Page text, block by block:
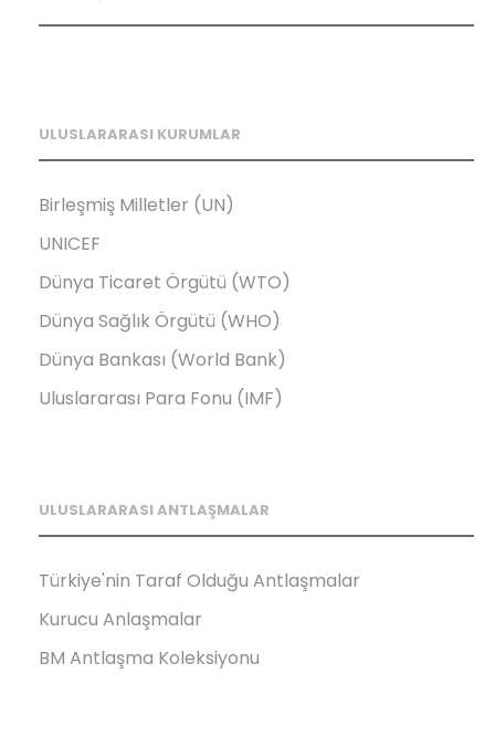
ULUSLARARASI KURUMLAR
Birleşmiş Milletler (UN)
UNICEF
Dünya Ticaret Örgütü (WTO)
Dünya Sağlık Örgütü (WHO)
Dünya Bankası (World Bank)
Uluslararası Para Fonu (IMF)
ULUSLARARASI ANTLAŞMALAR
Türkiye'nin Taraf Olduğu Antlaşmalar
Kurucu Anlaşmalar
BM Antlaşma Koleksiyonu